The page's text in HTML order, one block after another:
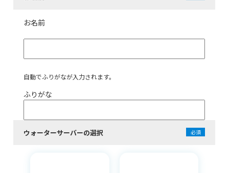
お名前
自動でふりがなが入力されます。
ふりがな
ウォーターサーバーの選択 必須